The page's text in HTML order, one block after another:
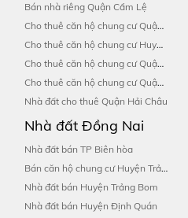
Bán nhà riêng Quận Cẩm Lệ
Cho thuê căn hộ chung cư Quận Hải Châu
Cho thuê căn hộ chung cư Huyện Hoà Vang
Cho thuê căn hộ chung cư Quận Thanh Khê
Cho thuê căn hộ chung cư Quận Liên Chiểu
Nhà đất cho thuê Quận Hải Châu
Nhà đất Đồng Nai
Nhà đất bán TP Biên hòa
Bán căn hộ chung cư Huyện Trảng Bom
Nhà đất bán Huyện Trảng Bom
Nhà đất bán Huyện Định Quán